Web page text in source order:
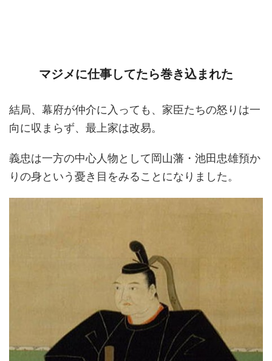
マジメに仕事してたら巻き込まれた
結局、幕府が仲介に入っても、家臣たちの怒りは一
向に収まらず、最上家は改易。
義忠は一方の中心人物として岡山藩・池田忠雄預か
りの身という憂き目をみることになりました。